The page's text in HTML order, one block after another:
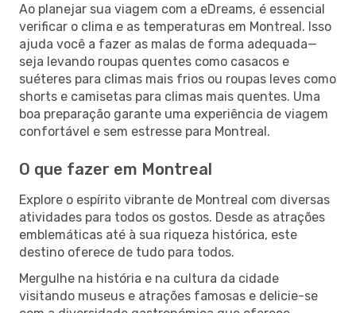
Ao planejar sua viagem com a eDreams, é essencial
verificar o clima e as temperaturas em Montreal. Isso
ajuda você a fazer as malas de forma adequada—
seja levando roupas quentes como casacos e
suéteres para climas mais frios ou roupas leves como
shorts e camisetas para climas mais quentes. Uma
boa preparação garante uma experiência de viagem
confortável e sem estresse para Montreal.
O que fazer em Montreal
Explore o espírito vibrante de Montreal com diversas
atividades para todos os gostos. Desde as atrações
emblemáticas até à sua riqueza histórica, este
destino oferece de tudo para todos.
Mergulhe na história e na cultura da cidade
visitando museus e atrações famosas e delicie-se